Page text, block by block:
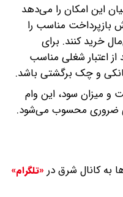
این امکان را می‌دهد
بازپرداخت مناسب را
خرید کنند. برای
اعتبار شغلی مناسب
و چک برگشتی باشد.
و میزان سود، این وام
ضروری محسوب می‌شود.
به کانال شرق در «تلگرام»